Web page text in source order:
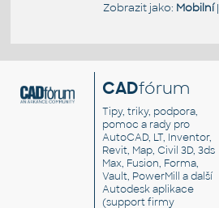
Zobrazit jako: Mobilní|
CADfórum
Tipy, triky, podpora,
pomoc a rady pro
AutoCAD, LT, Inventor,
Revit, Map, Civil 3D, 3ds
Max, Fusion, Forma,
Vault, PowerMill a další
Autodesk aplikace
(support firmy